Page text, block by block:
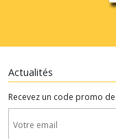
Actualités
Recevez un code promo